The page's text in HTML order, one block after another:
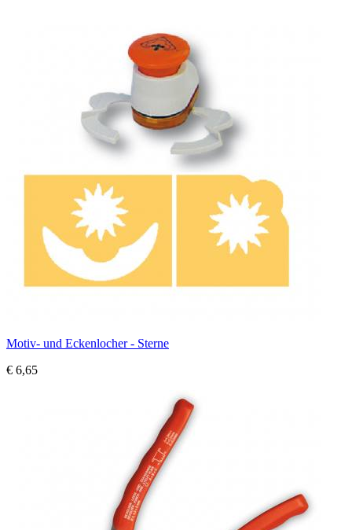
Motiv- und Eckenlocher - Sterne
€ 6,65